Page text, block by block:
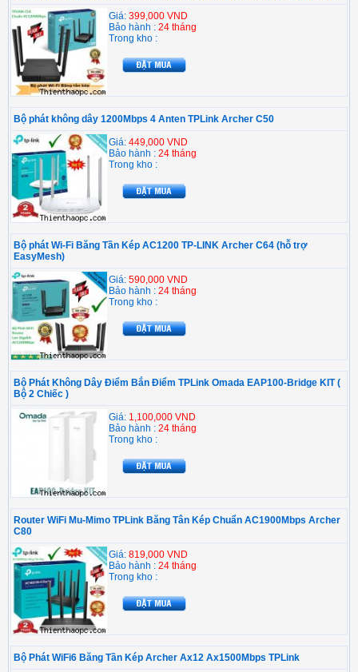
Giá: 399,000 VND
Bảo hành : 24 tháng
Trong kho :
Bộ phát không dây 1200Mbps 4 Anten TPLink Archer C50
Giá: 449,000 VND
Bảo hành : 24 tháng
Trong kho :
Bộ phát Wi-Fi Băng Tần Kép AC1200 TP-LINK Archer C64 (hỗ trợ
EasyMesh)
Giá: 590,000 VND
Bảo hành : 24 tháng
Trong kho :
Bộ Phát Không Dây Điểm Bắn Điểm TPLink Omada EAP100-Bridge KIT (
Bộ 2 Chiếc )
Giá: 1,100,000 VND
Bảo hành : 24 tháng
Trong kho :
Router WiFi Mu-Mimo TPLink Băng Tân Kép Chuẩn AC1900Mbps Archer
C80
Giá: 819,000 VND
Bảo hành : 24 tháng
Trong kho :
Bộ Phát WiFi6 Băng Tần Kép Archer Ax12 Ax1500Mbps TPLink